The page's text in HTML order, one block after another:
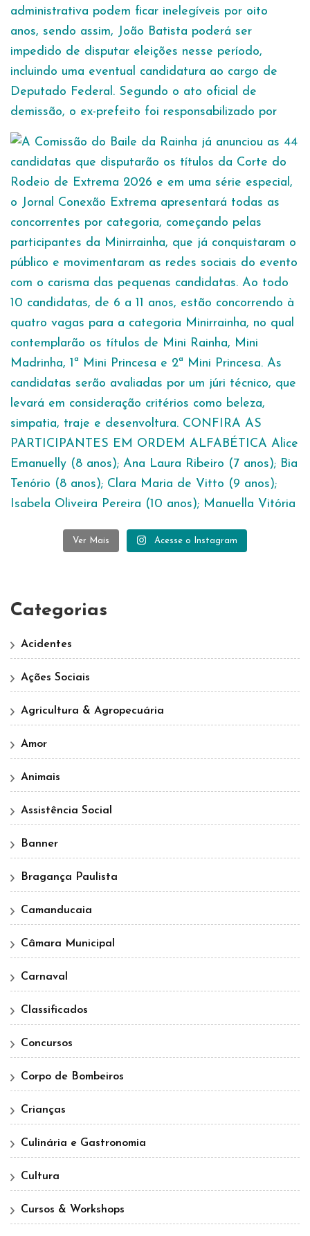
Ver Mais Acesse o Instagram
Categorias
Acidentes
Ações Sociais
Agricultura & Agropecuária
Amor
Animais
Assistência Social
Banner
Bragança Paulista
Camanducaia
Câmara Municipal
Carnaval
Classificados
Concursos
Corpo de Bombeiros
Crianças
Culinária e Gastronomia
Cultura
Cursos & Workshops